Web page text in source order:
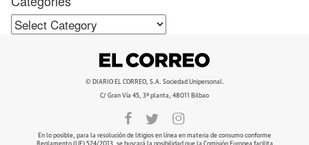
Categories
© DIARIO EL CORREO, S.A. Sociedad Unipersonal.
C/ Gran Vía 45, 3ª planta, 48011 Bilbao
En lo posible, para la resolución de litigios en línea en materia de consumo conforme